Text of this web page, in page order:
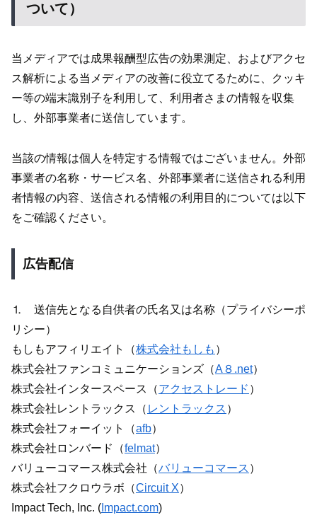
ついて）
当メディアでは成果報酬型広告の効果測定、およびアクセ
ス解析による当メディアの改善に役立てるために、クッキ
ー等の端末識別子を利用して、利用者さまの情報を収集
し、外部事業者に送信しています。
当該の情報は個人を特定する情報ではございません。外部
事業者の名称・サービス名、外部事業者に送信される利用
者情報の内容、送信される情報の利用目的については以下
をご確認ください。
広告配信
⒈ 送信先となる自供者の氏名又は名称（プライバシーポ
リシー）
もしもアフィリエイト（株式会社もしも ）
株式会社ファンコミュニケーションズ（A８.net）
株式会社インタースペース（アクセストレード ）
株式会社レントラックス（ レントラックス ）
株式会社フォーイット（afb）
株式会社ロンバード（felmat）
バリューコマース株式会社（バリューコマース ）
株式会社フクロウラボ（Circuit X）
Impact Tech, Inc. ( Impact.com)